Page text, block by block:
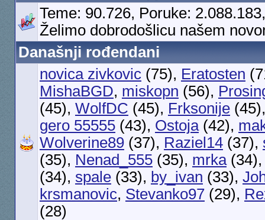
Teme: 90.726, Poruke:
Želimo dobrodošlicu našem
Današnji rođendani
novica zivkovic (75), Eratosten
MishaBGD, miskopn (56),
(45), WolfDC (45), Frksonije
gero 55555 (43), Ostoja (42),
Wolverine89 (37), Raziel14 (37),
(35), Nenad_555 (35), mrka
(34), spale (33), by_ivan (33),
krsmanovic, Stevanko97 (29),
(28)